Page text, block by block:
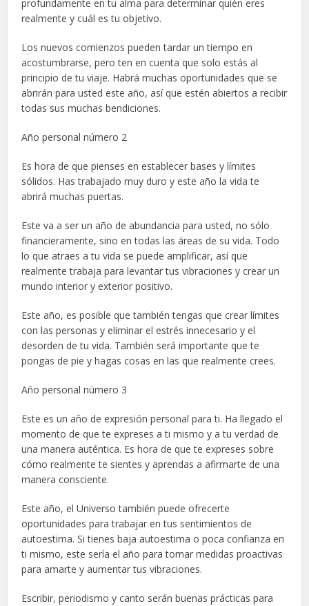
profundamente en tu alma para determinar quién eres
realmente y cuál es tu objetivo.
Los nuevos comienzos pueden tardar un tiempo en
acostumbrarse, pero ten en cuenta que solo estás al
principio de tu viaje. Habrá muchas oportunidades que se
abrirán para usted este año, así que estén abiertos a recibir
todas sus muchas bendiciones.
Año personal número 2
Es hora de que pienses en establecer bases y límites
sólidos. Has trabajado muy duro y este año la vida te
abrirá muchas puertas.
Este va a ser un año de abundancia para usted, no sólo
financieramente, sino en todas las áreas de su vida. Todo
lo que atraes a tu vida se puede amplificar, así que
realmente trabaja para levantar tus vibraciones y crear un
mundo interior y exterior positivo.
Este año, es posible que también tengas que crear límites
con las personas y eliminar el estrés innecesario y el
desorden de tu vida. También será importante que te
pongas de pie y hagas cosas en las que realmente crees.
Año personal número 3
Este es un año de expresión personal para ti. Ha llegado el
momento de que te expreses a ti mismo y a tu verdad de
una manera auténtica. Es hora de que te expreses sobre
cómo realmente te sientes y aprendas a afirmarte de una
manera consciente.
Este año, el Universo también puede ofrecerte
oportunidades para trabajar en tus sentimientos de
autoestima. Si tienes baja autoestima o poca confianza en
ti mismo, este sería el año para tomar medidas proactivas
para amarte y aumentar tus vibraciones.
Escribir, periodismo y canto serán buenas prácticas para